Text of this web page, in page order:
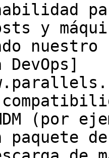
y
(por